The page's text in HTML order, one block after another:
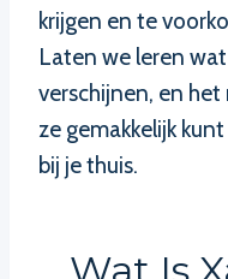
krijgen en te
Laten we leren
verschijnen, en het
ze gemakkelijk
bij je thuis.